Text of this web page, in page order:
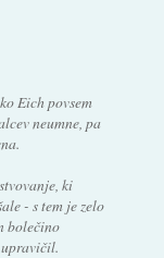
Eich povsem
neumne, pa
ki
- s tem je zelo
bolečino